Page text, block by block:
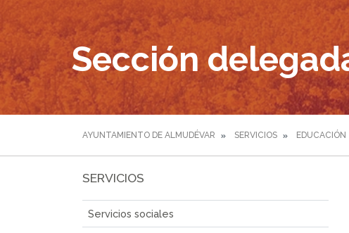
Sección
AYUNTAMIENTO DE ALMUDÉVAR SERVICIOS EDUCACIÓN
SERVICIOS
Servicios sociales